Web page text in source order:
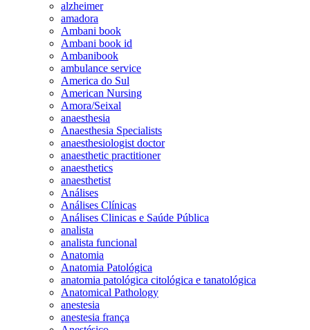
alzheimer
amadora
Ambani book
Ambani book id
Ambanibook
ambulance service
America do Sul
American Nursing
Amora/Seixal
anaesthesia
Anaesthesia Specialists
anaesthesiologist doctor
anaesthetic practitioner
anaesthetics
anaesthetist
Análises
Análises Clínicas
Análises Clinicas e Saúde Pública
analista
analista funcional
Anatomia
Anatomia Patológica
anatomia patológica citológica e tanatológica
Anatomical Pathology
anestesia
anestesia frança